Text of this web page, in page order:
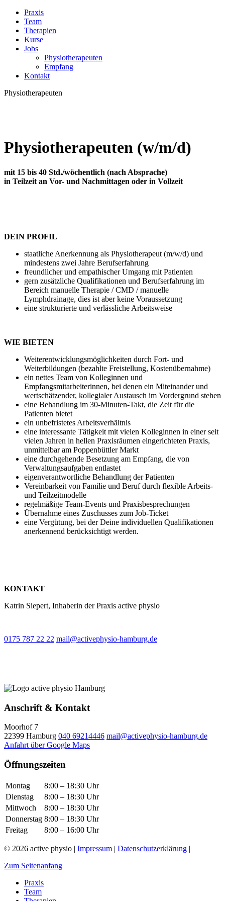
Praxis
Team
Therapien
Kurse
Jobs
Physiotherapeuten
Empfang
Kontakt
Physiotherapeuten
Physiotherapeuten (w/m/d)
mit 15 bis 40 Std./wöchentlich (nach Absprache)
in Teilzeit an Vor- und Nachmittagen oder in Vollzeit
DEIN PROFIL
staatliche Anerkennung als Physiotherapeut (m/w/d) und
mindestens zwei Jahre Berufserfahrung
freundlicher und empathischer Umgang mit Patienten
gern zusätzliche Qualifikationen und Berufserfahrung im
Bereich manuelle Therapie / CMD / manuelle
Lymphdrainage, dies ist aber keine Voraussetzung
eine strukturierte und verlässliche Arbeitsweise
WIE BIETEN
Weiterentwicklungsmöglichkeiten durch Fort- und
Weiterbildungen (bezahlte Freistellung, Kostenübernahme)
ein nettes Team von Kolleginnen und
Empfangsmitarbeiterinnen, bei denen ein Miteinander und
wertschätzender, kollegialer Austausch im Vordergrund stehen
eine Behandlung im 30-Minuten-Takt, die Zeit für die
Patienten bietet
ein unbefristetes Arbeitsverhältnis
eine interessante Tätigkeit mit vielen Kolleginnen in einer seit
vielen Jahren in hellen Praxisräumen eingerichteten Praxis,
unmittelbar am Poppenbüttler Markt
eine durchgehende Besetzung am Empfang, die von
Verwaltungsaufgaben entlastet
eigenverantwortliche Behandlung der Patienten
Vereinbarkeit von Familie und Beruf durch flexible Arbeits-
und Teilzeitmodelle
regelmäßige Team-Events und Praxisbesprechungen
Übernahme eines Zuschusses zum Job-Ticket
eine Vergütung, bei der Deine individuellen Qualifikationen
anerkennend berücksichtigt werden.
KONTAKT
Katrin Siepert, Inhaberin der Praxis active physio
0175 787 22 22 mail@activephysio-hamburg.de
Anschrift & Kontakt
Moorhof 7
22399 Hamburg 040 69214446 mail@activephysio-hamburg.de
Anfahrt über Google Maps
Öffnungszeiten
Montag
8:00 – 18:30 Uhr
Dienstag
8:00 – 18:30 Uhr
Mittwoch
8:00 – 18:30 Uhr
Donnerstag 8:00 – 18:30 Uhr
Freitag
8:00 – 16:00 Uhr
© 2026 active physio | Impressum | Datenschutzerklärung |
Zum Seitenanfang
Praxis
Team